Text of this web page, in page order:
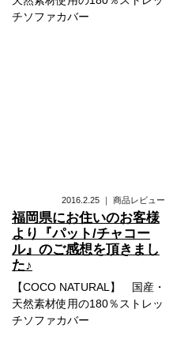
チソファカバー
2016.2.25 ｜ 商品レビュー
福岡県にお住いのお客様
より『パット/チャコー
ル』のご感想を頂きまし
た♪
【COCO NATURAL】 国産・
天然素材使用の180％ストレッ
チソファカバー